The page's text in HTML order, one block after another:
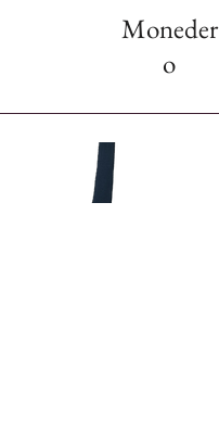
Moneder
o